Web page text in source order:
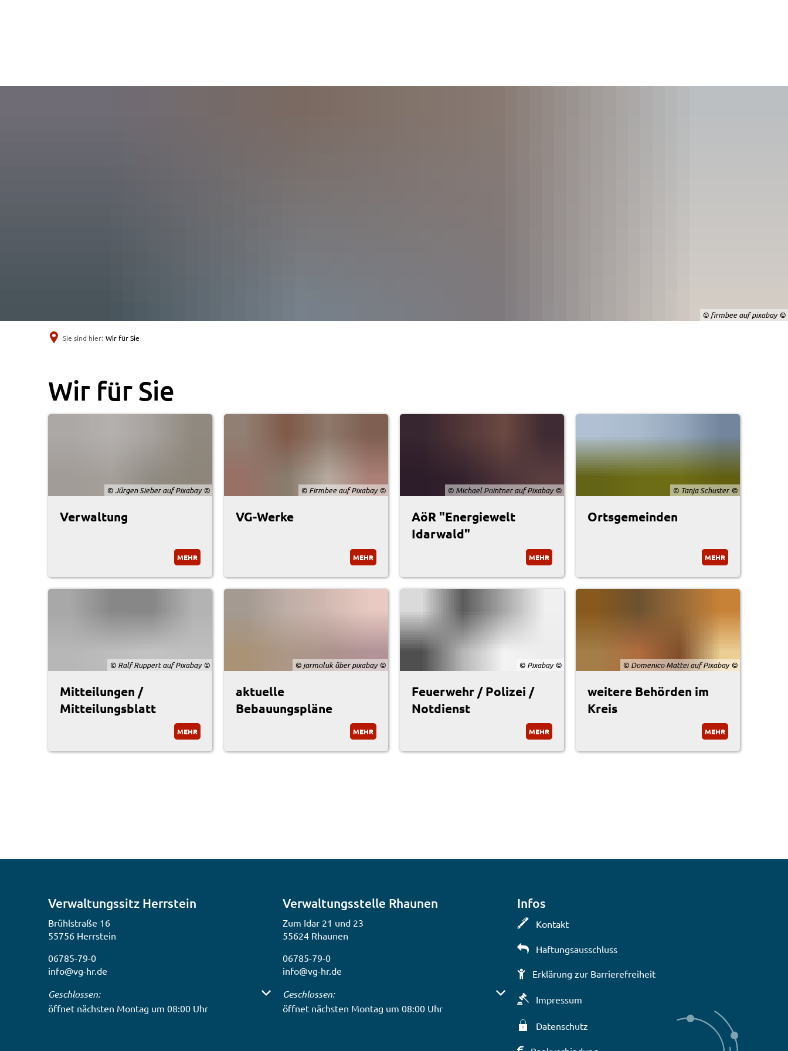
© firmbee auf pixabay
Sie sind hier: Wir für Sie
Wir für Sie
© Jürgen Sieber auf Pixabay
Verwaltung
MEHR
© Firmbee auf Pixabay
VG-Werke
MEHR
© Michael Pointner auf Pixabay
AöR "Energiewelt
Idarwald"
MEHR
© Tanja Schuster
Ortsgemeinden
MEHR
© Ralf Ruppert auf Pixabay
Mitteilungen /
Mitteilungsblatt
MEHR
© jarmoluk über pixabay
aktuelle
Bebauungspläne
MEHR
© Pixabay
Feuerwehr / Polizei /
Notdienst
MEHR
© Domenico Mattei auf Pixabay
weitere Behörden im
Kreis
MEHR
Verwaltungssitz Herrstein
Brühlstraße 16
55756 Herrstein
06785-79-0
info@vg-hr.de
Klicken, um weitere Öffnungs- oder Schließzeiten auszublenden
Geschlossen:
öffnet nächsten Montag um 08:00 Uhr
Verwaltungsstelle Rhaunen
Zum Idar 21 und 23
55624 Rhaunen
06785-79-0
info@vg-hr.de
Klicken, um weitere Öffnungs- oder Schließzeiten auszublenden
Geschlossen:
öffnet nächsten Montag um 08:00 Uhr
Infos
Kontakt
Haftungsausschluss
Erklärung zur Barrierefreiheit
Impressum
Datenschutz